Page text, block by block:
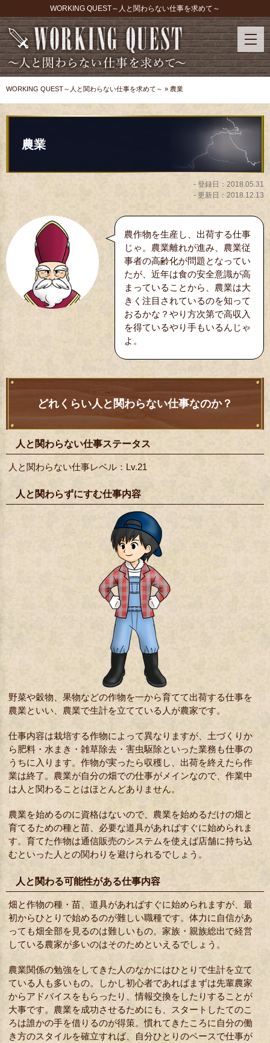
WORKING QUEST～人と関わらない仕事を求めて～
WORKING QUEST～人と関わらない仕事を求めて～ » 農業
農業
- 登録日： 2018.05.31
- 更新日： 2018.12.13
農作物を生産し、出荷する仕事
じゃ。農業離れが進み、農業従
事者の高齢化が問題となってい
たが、近年は食の安全意識が高
まっていることから、農業は大
きく注目されているのを知って
おるかな？やり方次第で高収入
を得ているやり手もいるんじゃ
よ。
どれくらい人と関わらない仕事なのか？
人と関わらない仕事ステータス
人と関わらない仕事レベル：Lv.21
人と関わらずにすむ仕事内容
野菜や穀物、果物などの作物を一から育てて出荷する仕事を
農業といい、農業で生計を立てている人が農家です。
仕事内容は栽培する作物によって異なりますが、土づくりか
ら肥料・水まき・雑草除去・害虫駆除といった業務も仕事の
うちに入ります。作物が実ったら収穫し、出荷を終えたら作
業は終了。農業が自分の畑での仕事がメインなので、作業中
は人と関わることはほとんどありません。
農業を始めるのに資格はないので、農業を始めるだけの畑と
育てるための種と苗、必要な道具があればすぐに始められま
す。育てた作物は通信販売のシステムを使えば店舗に持ち込
むといった人との関わりを避けられるでしょう。
人と関わる可能性がある仕事内容
畑と作物の種・苗、道具があればすぐに始められますが、最
初からひとりで始めるのが難しい職種です。体力に自信があ
っても畑全部を見るのは難しいもの。家族・親族総出で経営
している農家が多いのはそのためといえるでしょう。
農業関係の勉強をしてきた人のなかにはひとりで生計を立て
ている人も多いもの。しかし初心者であればまずは先輩農家
からアドバイスをもらったり、情報交換をしたりすることが
大事です。農業を成功させるためにも、スタートしたてのこ
ろは誰かの手を借りるのが得策。慣れてきたころに自分の働
き方のスタイルを確立すれば、自分ひとりのペースで仕事が